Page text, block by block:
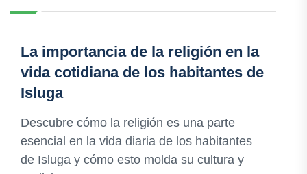
La importancia de la religión en la
vida cotidiana de los habitantes de
Isluga
Descubre cómo la religión es una parte
esencial en la vida diaria de los habitantes
de Isluga y cómo esto molda su cultura y